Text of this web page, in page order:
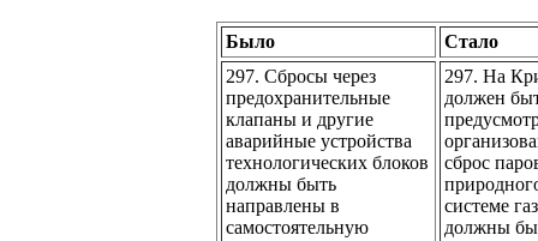
Было
Стало
297. Сбросы через
предохранительные
клапаны и другие
аварийные устройства
технологических блоков
должны быть
направлены в
самостоятельную
297. На
должен
сброс
системе
должны